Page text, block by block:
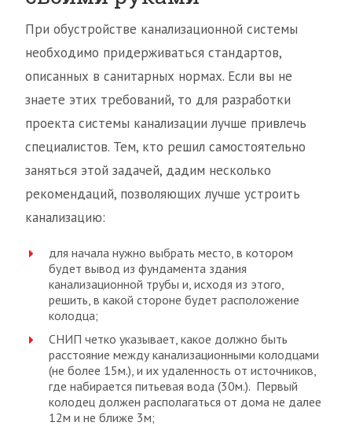
При обустройстве канализационной системы
необходимо придерживаться стандартов,
описанных в санитарных нормах. Если вы не
знаете этих требований, то для разработки
проекта системы канализации лучше привлечь
специалистов. Тем, кто решил самостоятельно
заняться этой задачей, дадим несколько
рекомендаций, позволяющих лучше устроить
канализацию:
для начала нужно выбрать место, в котором
будет вывод из фундамента здания
канализационной трубы и, исходя из этого,
решить, в какой стороне будет расположение
колодца;
СНИП четко указывает, какое должно быть
расстояние между канализационными колодцами
(не более 15м.), и их удаленность от источников,
где набирается питьевая вода (30м.). Первый
колодец должен располагаться от дома не далее
12м и не ближе 3м;